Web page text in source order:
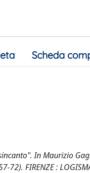
Scheda
In Maurizio
72). FIRENZE :